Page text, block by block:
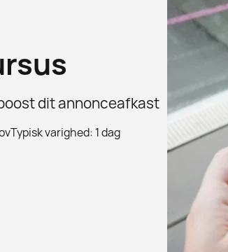
dit annonceafkast
Typisk varighed: 1 dag